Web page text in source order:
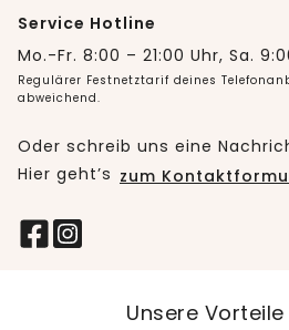
Service Hotline
Mo.-Fr. 8:00 – 21:00 Uhr, Sa.
Regulärer Festnetztarif deines
abweichend.
Oder schreib uns eine
Hier geht’s zum
Unsere